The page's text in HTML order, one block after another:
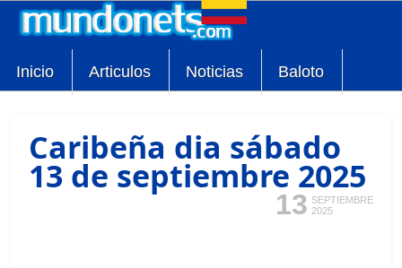
Inicio Articulos Noticias Baloto
Caribeña dia sábado
13 de septiembre 2025
13 SEPTIEMBRE
2025